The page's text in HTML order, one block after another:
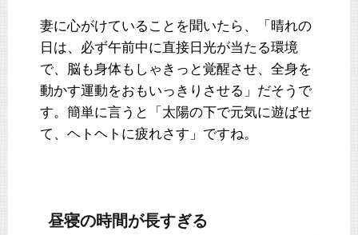
妻に心がけていることを聞いたら、「晴れの
日は、必ず午前中に直接日光が当たる環境
で、脳も身体もしゃきっと覚醒させ、全身を
動かす運動をおもいっきりさせる」だそうで
す。簡単に言うと「太陽の下で元気に遊ばせ
て、ヘトヘトに疲れさす」ですね。
昼寝の時間が長すぎる